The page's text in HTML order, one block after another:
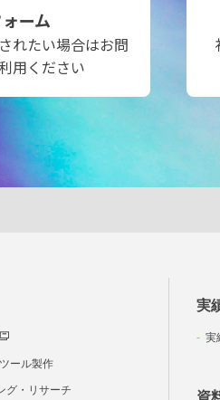
ーム
れたい場合はお問
用ください
ール製作
グ・リサーチ
実
実
資